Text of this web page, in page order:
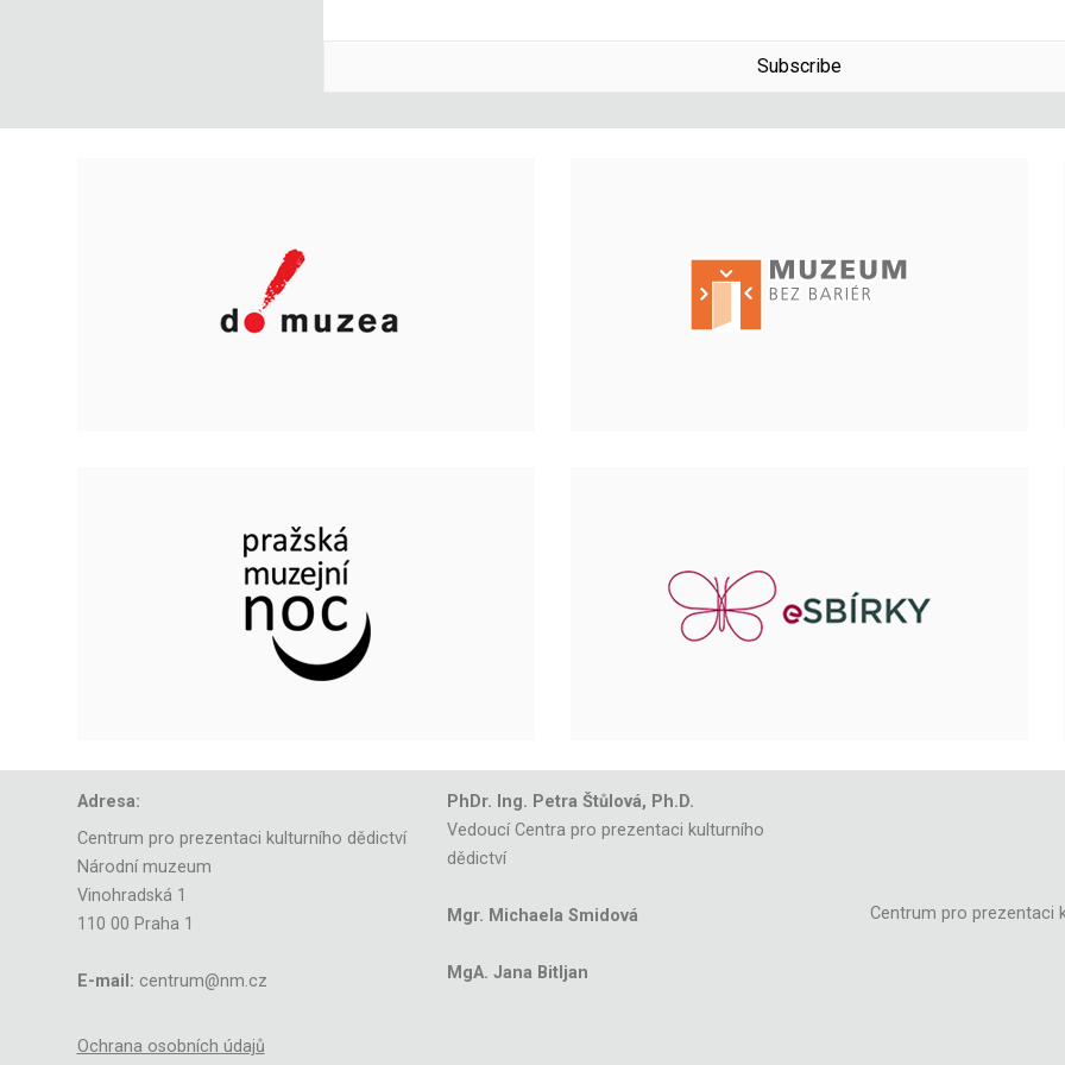
Subscribe
Adresa:
Centrum pro prezentaci kulturního dědictví
Národní muzeum
Vinohradská 1
110 00 Praha 1
E-mail: centrum@nm.cz
Ochrana osobních údajů
PhDr. Ing. Petra Štůlová, Ph.D.
Vedoucí Centra pro prezentaci kulturního
dědictví
Mgr. Michaela Smidová
MgA. Jana Bitljan
Centrum pro prezentaci